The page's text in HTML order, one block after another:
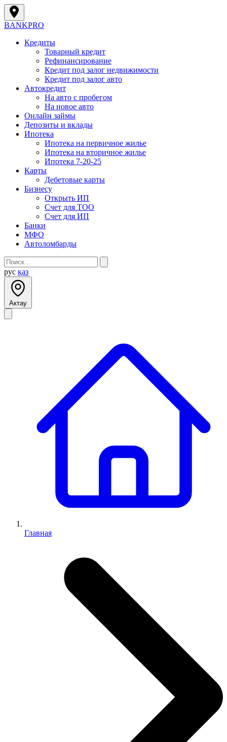
BANKPRO
Кредиты
Товарный кредит
Рефинансирование
Кредит под залог недвижимости
Кредит под залог авто
Автокредит
На авто с пробегом
На новое авто
Онлайн займы
Депозиты и вклады
Ипотека
Ипотека на первичное жилье
Ипотека на вторичное жилье
Ипотека 7-20-25
Карты
Дебетовые карты
Бизнесу
Открыть ИП
Cчет для ТОО
Счет для ИП
Банки
МФО
Автоломбарды
рус қаз
Актау
Главная